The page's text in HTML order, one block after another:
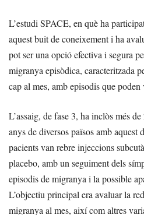
L’estudi SPACE, en què ha
aquest buit de coneixement i ha
pot ser una opció efectiva i segura
migranya episòdica, caracteritzada
cap al mes, amb episodis que
L’assaig, de fase 3, ha inclòs més
anys de diversos països amb aquest
pacients van rebre injeccions
placebo, amb un seguiment dels
episodis de migranya i la possible
L’objectiu principal era avaluar la
migranya al mes, així com altres